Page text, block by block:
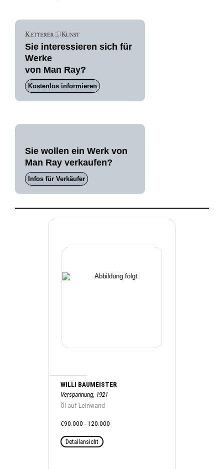
Sie interessieren sich für
Werke
von Man Ray?
Kostenlos informieren
Sie wollen ein Werk von
Man Ray verkaufen?
Infos für Verkäufer
WILLI BAUMEISTER
Verspannung, 1921
Öl auf Leinwand
€90.000 - 120.000
Detailansicht